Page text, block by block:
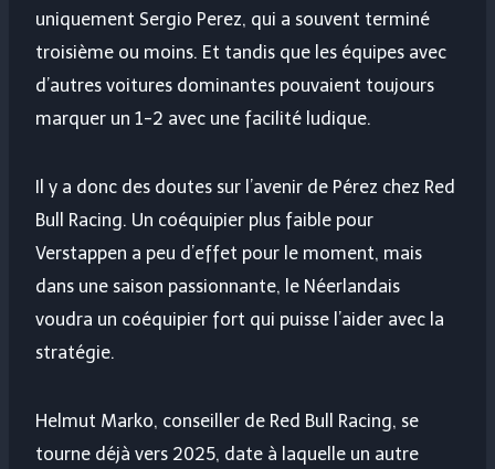
uniquement Sergio Perez, qui a souvent terminé
troisième ou moins. Et tandis que les équipes avec
d’autres voitures dominantes pouvaient toujours
marquer un 1-2 avec une facilité ludique.
Il y a donc des doutes sur l’avenir de Pérez chez Red
Bull Racing. Un coéquipier plus faible pour
Verstappen a peu d’effet pour le moment, mais
dans une saison passionnante, le Néerlandais
voudra un coéquipier fort qui puisse l’aider avec la
stratégie.
Helmut Marko, conseiller de Red Bull Racing, se
tourne déjà vers 2025, date à laquelle un autre